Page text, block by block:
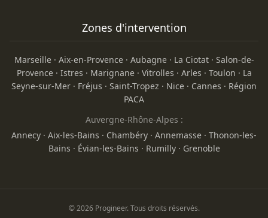
Zones d'intervention
Marseille· Aix-en-Provence· Aubagne· La Ciotat· Salon-de-
Provence· Istres · Marignane· Vitrolles · Arles · Toulon · La
Seyne-sur-Mer · Fréjus · Saint-Tropez · Nice · Cannes · Région
PACA
Auvergne-Rhône-Alpes :
Annecy · Aix-les-Bains · Chambéry · Annemasse · Thonon-les-
Bains · Évian-les-Bains · Rumilly· Grenoble
© 2026 Progineer. Tous droits réservés.